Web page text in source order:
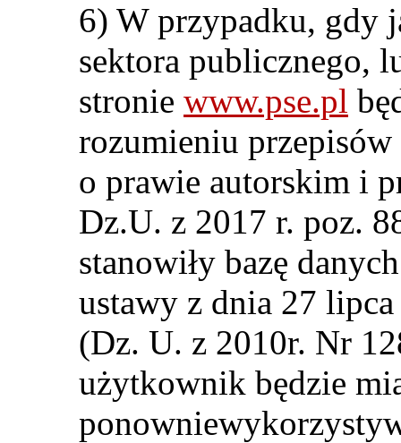
6) W przypadku, gdy
sektora publicznego,
stronie www.pse.pl
rozumieniu
o prawie autorskim i
Dz.U. z 2017 r. poz.
stanowiły bazę
ustawy z dnia 27
(Dz. U. z 2010r. Nr
użytkownik będzie